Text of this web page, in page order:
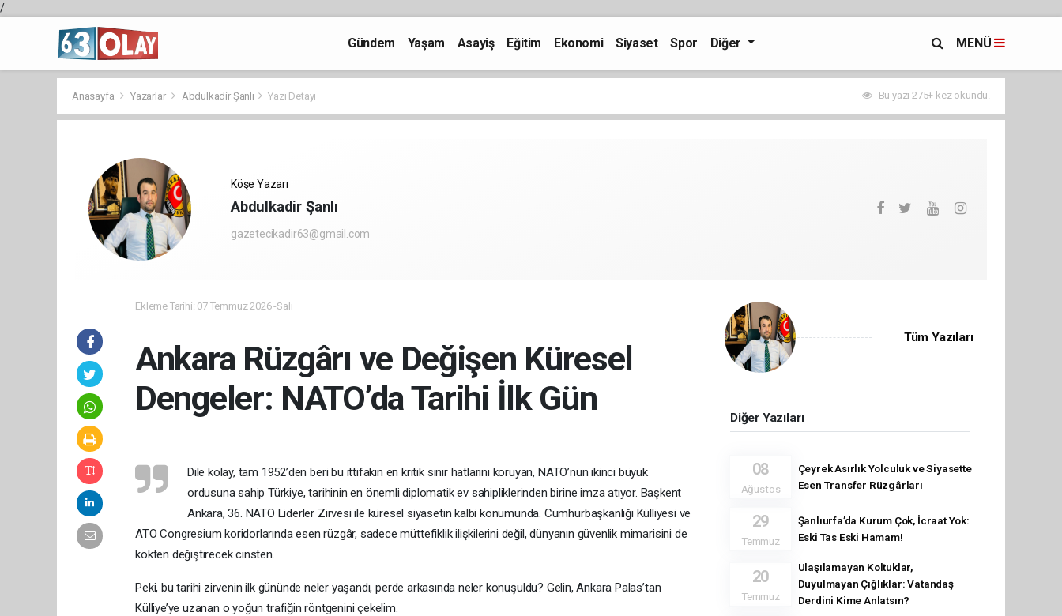
/
Gündem Yaşam Asayiş Eğitim Ekonomi Siyaset Spor Diğer MENÜ
Anasayfa Yazarlar Abdulkadir Şanlı Yazı Detayı Bu yazı 275+ kez okundu.
Köşe Yazarı
Abdulkadir Şanlı
gazetecikadir63@gmail.com
Ekleme Tarihi: 07 Temmuz 2026 -Salı
Ankara Rüzgârı ve Değişen Küresel
Dengeler: NATO’da Tarihi İlk Gün
Dile kolay, tam 1952’den beri bu ittifakın en kritik sınır hatlarını koruyan, NATO’nun ikinci büyük
ordusuna sahip Türkiye, tarihinin en önemli diplomatik ev sahipliklerinden birine imza atıyor. Başkent
Ankara, 36. NATO Liderler Zirvesi ile küresel siyasetin kalbi konumunda. Cumhurbaşkanlığı Külliyesi ve
ATO Congresium koridorlarında esen rüzgâr, sadece müttefiklik ilişkilerini değil, dünyanın güvenlik mimarisini de
kökten değiştirecek cinsten.
Peki, bu tarihi zirvenin ilk gününde neler yaşandı, perde arkasında neler konuşuldu? Gelin, Ankara Palas’tan
Külliye’ye uzanan o yoğun trafiğin röntgenini çekelim.
Tüm Yazıları
Diğer Yazıları
08
Ağustos
Çeyrek Asırlık Yolculuk ve Siyasette
Esen Transfer Rüzgârları
29
Temmuz
Şanlıurfa’da Kurum Çok, İcraat Yok:
Eski Tas Eski Hamam!
20
Temmuz
Ulaşılamayan Koltuklar,
Duyulmayan Çığlıklar: Vatandaş
Derdini Kime Anlatsın?